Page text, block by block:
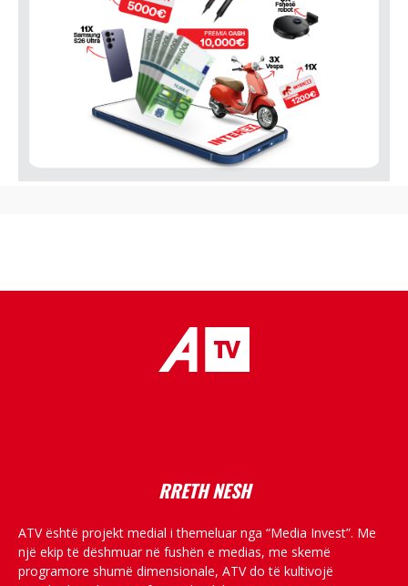
RRETH NESH
ATV është projekt medial i themeluar nga “Media Invest”. Me
një ekip të dëshmuar në fushën e medias, me skemë
programore shumë dimensionale, ATV do të kultivojë